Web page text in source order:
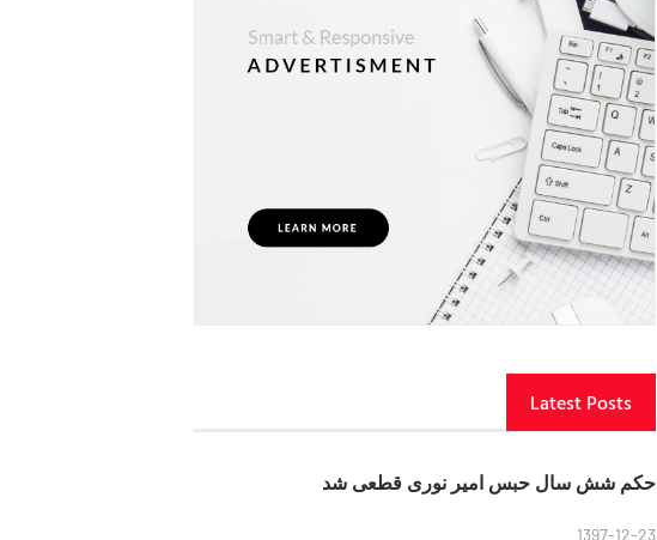
Latest Posts
حکم شش سال حبس امیر نوری قطعی شد
1397-12-23